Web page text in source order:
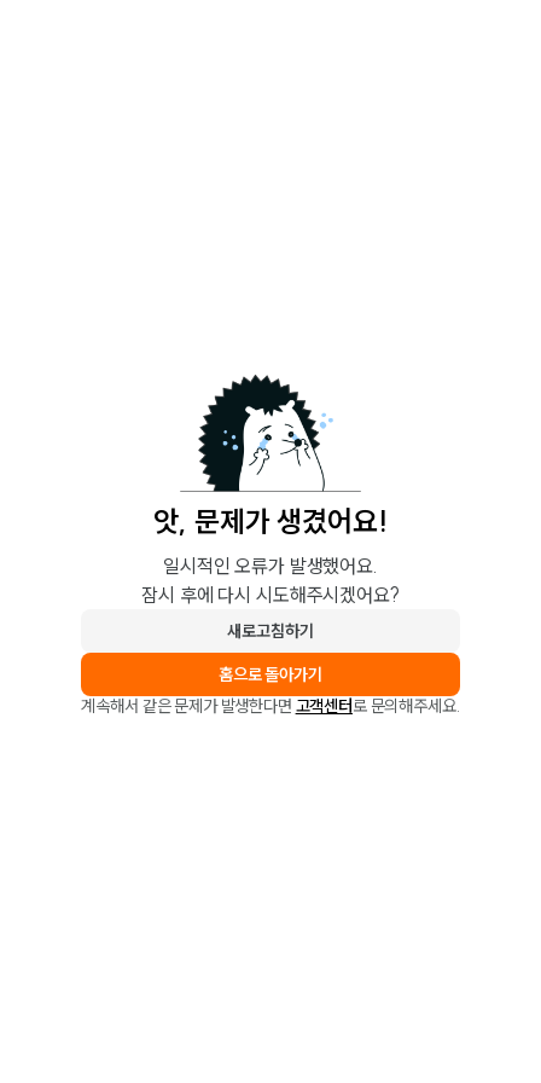
앗, 문제가 생겼어요!
일시적인 오류가 발생했어요.
잠시 후에 다시 시도해주시겠어요?
새로고침하기
홈으로 돌아가기
계속해서 같은 문제가 발생한다면 고객센터로 문의해주세요.